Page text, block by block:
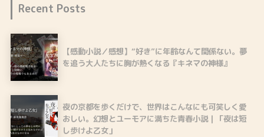
Recent Posts
【感動小説／感想】“好き”に年齢なんて関係ない。夢
を追う大人たちに胸が熱くなる『キネマの神様』
夜の京都を歩くだけで、世界はこんなにも可笑しく愛
おしい。幻想とユーモアに満ちた青春小説｜「夜は短
し歩けよ乙女」